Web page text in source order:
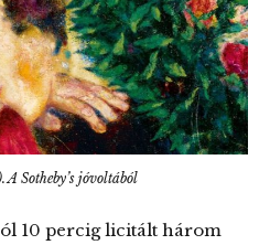
Sotheby’s jóvoltából
10 percig licitált három